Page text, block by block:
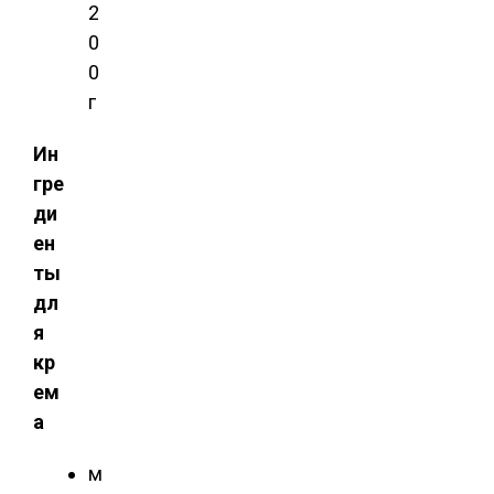
2
0
0
г
Ин
гре
ди
ен
ты
дл
я
кр
ем
а
м